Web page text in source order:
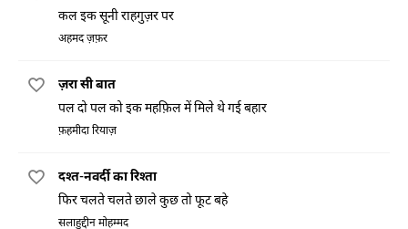
कल इक सूनी राहगुज़र पर
अहमद ज़फ़र
ज़रा सी बात
पल दो पल को इक महफ़िल में मिले थे गई बहार
फ़हमीदा रियाज़
दश्त-नवर्दी का रिश्ता
फिर चलते चलते छाले कुछ तो फूट बहे
सलाहुद्दीन मोहम्मद